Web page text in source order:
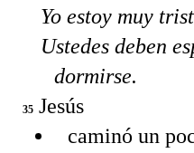
Yo estoy muy
Ustedes deben
dormirse.
35 Jesús
caminó un